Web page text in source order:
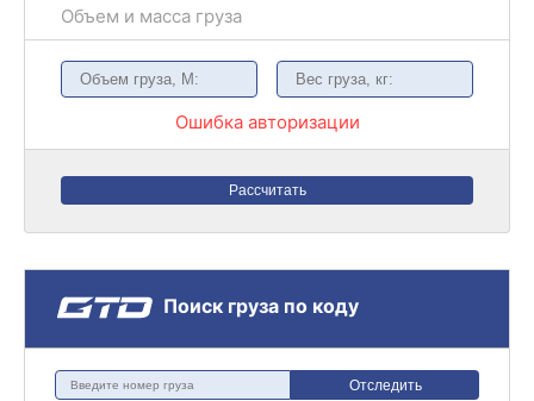
Объем и масса груза
Ошибка авторизации
Рассчитать
Поиск груза по коду
Отследить